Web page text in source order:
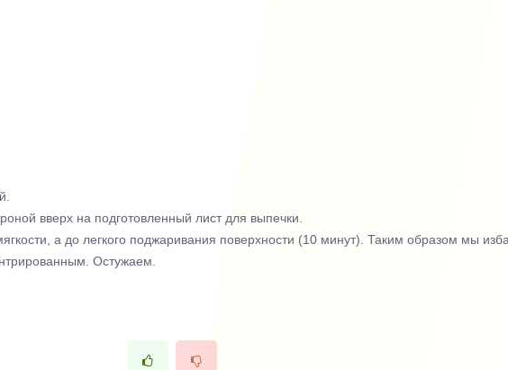
вверх на подготовленный лист для выпечки.
а до легкого поджаривания поверхности (10 минут). Таким образом мы
Остужаем.